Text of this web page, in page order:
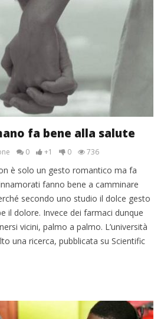
fa bene alla salute
0 +1 0 736
è solo un gesto romantico ma fa
fanno bene a camminare
secondo uno studio il dolce gesto
il dolore. Invece dei farmaci dunque
vicini, palmo a palmo. L’università
una ricerca, pubblicata su Scientific